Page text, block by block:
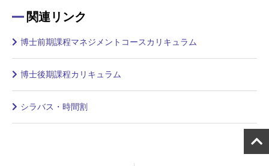
関連リンク
博士前期課程マネジメントコースカリキュラム
博士後期課程カリキュラム
シラバス・時間割